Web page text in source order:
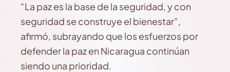
“La paz es la base de la seguridad, y con
seguridad se construye el bienestar”,
afirmó, subrayando que los esfuerzos por
defender la paz en Nicaragua continúan
siendo una prioridad.